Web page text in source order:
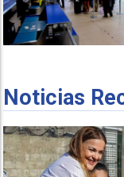
Noticias